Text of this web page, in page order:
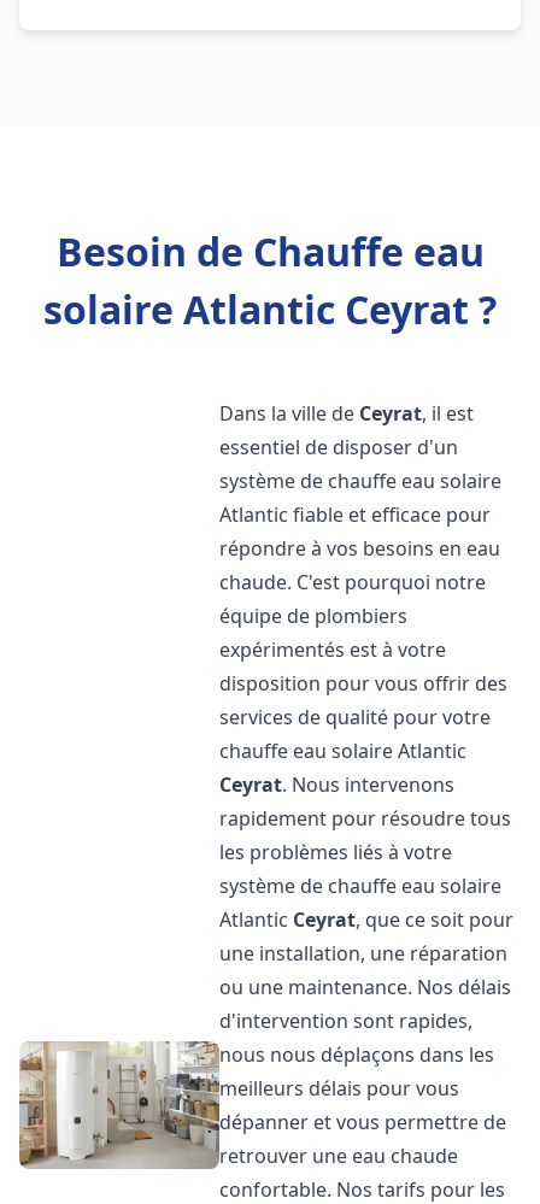
Besoin de Chauffe eau
solaire Atlantic Ceyrat ?
Dans la ville de Ceyrat, il est
essentiel de disposer d'un
système de chauffe eau solaire
Atlantic fiable et efficace pour
répondre à vos besoins en eau
chaude. C'est pourquoi notre
équipe de plombiers
expérimentés est à votre
disposition pour vous offrir des
services de qualité pour votre
chauffe eau solaire Atlantic
Ceyrat. Nous intervenons
rapidement pour résoudre tous
les problèmes liés à votre
système de chauffe eau solaire
Atlantic Ceyrat, que ce soit pour
une installation, une réparation
ou une maintenance. Nos délais
d'intervention sont rapides,
nous nous déplaçons dans les
meilleurs délais pour vous
dépanner et vous permettre de
retrouver une eau chaude
confortable. Nos tarifs pour les